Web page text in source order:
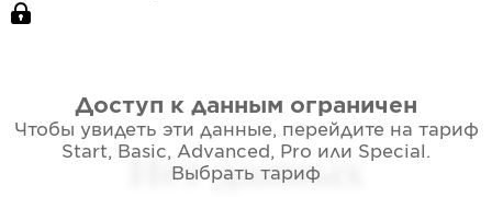
Нет данных
Доступ к данным ограничен
Чтобы увидеть эти данные, перейдите на тариф
Start, Basic, Advanced, Pro или Special .
Выбрать тариф